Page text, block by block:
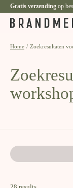
Gratis verzending op
Home / Zoekresultaten